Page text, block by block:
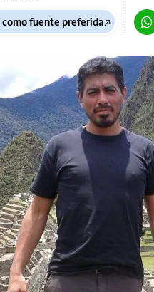
fuente preferida